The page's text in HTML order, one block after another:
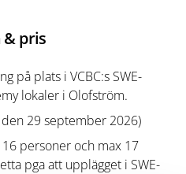
pris
på plats i VCBC:s SWE-
lokaler i Olofström.
29 september 2026)
personer och max 17
pga att upplägget i SWE-